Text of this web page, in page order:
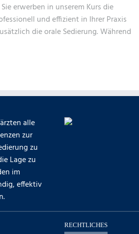
erwerben in unserem Kurs die
und effizient in Ihrer Praxis
die orale Sedierung. Während
alle
zur
zu
Lage zu
im
effektiv
RECHTLICHES